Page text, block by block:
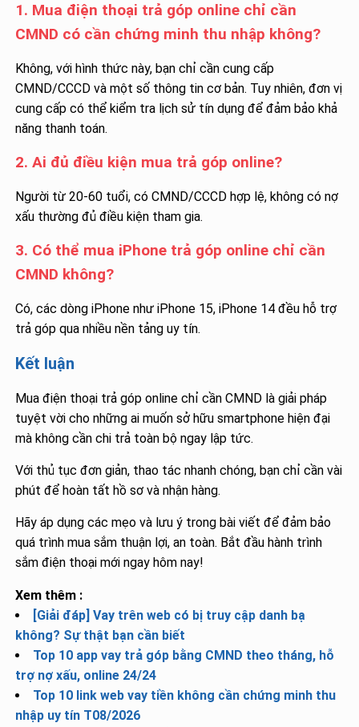
1. Mua điện thoại trả góp online chỉ cần
CMND có cần chứng minh thu nhập không?
Không, với hình thức này, bạn chỉ cần cung cấp
CMND/CCCD và một số thông tin cơ bản. Tuy nhiên, đơn vị
cung cấp có thể kiểm tra lịch sử tín dụng để đảm bảo khả
năng thanh toán.
2. Ai đủ điều kiện mua trả góp online?
Người từ 20-60 tuổi, có CMND/CCCD hợp lệ, không có nợ
xấu thường đủ điều kiện tham gia.
3. Có thể mua iPhone trả góp online chỉ cần
CMND không?
Có, các dòng iPhone như iPhone 15, iPhone 14 đều hỗ trợ
trả góp qua nhiều nền tảng uy tín.
Kết luận
Mua điện thoại trả góp online chỉ cần CMND là giải pháp
tuyệt vời cho những ai muốn sở hữu smartphone hiện đại
mà không cần chi trả toàn bộ ngay lập tức.
Với thủ tục đơn giản, thao tác nhanh chóng, bạn chỉ cần vài
phút để hoàn tất hồ sơ và nhận hàng.
Hãy áp dụng các mẹo và lưu ý trong bài viết để đảm bảo
quá trình mua sắm thuận lợi, an toàn. Bắt đầu hành trình
sắm điện thoại mới ngay hôm nay!
Xem thêm :
[Giải đáp] Vay trên web có bị truy cập danh bạ
không? Sự thật bạn cần biết
Top 10 app vay trả góp bằng CMND theo tháng, hỗ
trợ nợ xấu, online 24/24
Top 10 link web vay tiền không cần chứng minh thu
nhập uy tín T08/2026